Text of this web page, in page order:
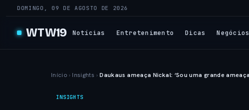
DOMINGO, 09 DE AGOSTO DE 2026
WTW19 Notícias Entretenimento Dicas Negócios
Início › Insights › Daukaus ameaça Nickal: ‘Sou uma grande
INSIGHTS